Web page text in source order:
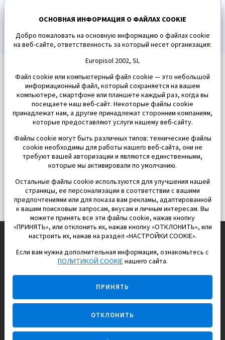
ПОДПИСАТЬСЯ
EUROPISOL 2002 S.L.
Строим и продаем дома
для счастливой жизни в Испании
ОСНОВНАЯ ИНФОРМАЦИЯ О ФАЙЛАХ COOKIE
Добро пожаловать на основную информацию о файлах cookie
на веб-сайте, ответственность за который несет организация:
Europisol 2002, SL
Файл cookie или компьютерный файл cookie — это небольшой
информационный файл, который сохраняется на вашем
компьютере, смартфоне или планшете каждый раз, когда вы
посещаете наш веб-сайт. Некоторые файлы cookie
принадлежат нам, а другие принадлежат сторонним компаниям,
которые предоставляют услуги нашему веб-сайту.
Файлы cookie могут быть различных типов: технические файлы
cookie необходимы для работы нашего веб-сайта, они не
требуют вашей авторизации и являются единственными,
которые мы активировали по умолчанию.
Остальные файлы cookie используются для улучшения нашей
страницы, ее персонализации в соответствии с вашими
предпочтениями или для показа вам рекламы, адаптированной
к вашим поисковым запросам, вкусам и личным интересам. Вы
можете принять все эти файлы cookie, нажав кнопку
«ПРИНЯТЬ», или отклонить их, нажав кнопку «ОТКЛОНИТЬ», или
настроить их, нажав на раздел «НАСТРОЙКИ COOKIE».
Если вам нужна дополнительная информация, ознакомьтесь с
ПОЛИТИКОЙ COOKIEнашего сайта.
ПРИНЯТЬ
ОТКЛОНИТЬ